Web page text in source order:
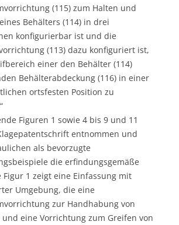
(115) zum Halten und
Behälters (114) in drei
konfigurierbar ist und die
(113) dazu konfiguriert ist,
einer den Behälter (114)
Behälterabdeckung (116) in einer
ortsfesten Position zu
Figuren 1 sowie 4 bis 9 und 11
entnommen und
als bevorzugte
die erfindungsgemäße
Figur 1 zeigt eine Einfassung mit
Umgebung, die eine
zur Handhabung von
eine Vorrichtung zum Greifen von